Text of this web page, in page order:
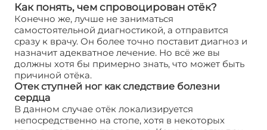
Как понять, чем спровоцирован отёк?
Конечно же, лучше не заниматься
самостоятельной диагностикой, а отправится
сразу к врачу. Он более точно поставит диагноз и
назначит адекватное лечение. Но всё же вы
должны хотя бы примерно знать, что может быть
причиной отёка.
Отек ступней ног как следствие болезни
сердца
В данном случае отёк локализируется
непосредственно на стопе, хотя в некоторых